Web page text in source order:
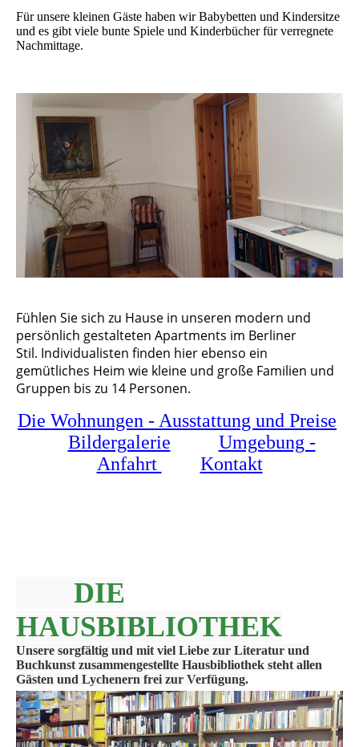
Für unsere kleinen Gäste haben wir Babybetten und Kindersitze
und es gibt viele bunte Spiele und Kinderbücher für verregnete
Nachmittage.
Fühlen Sie sich zu Hause in unseren modern und
persönlich gestalteten Apartments im Berliner
Stil. Individualisten finden hier ebenso ein
gemütliches Heim wie kleine und große Familien und
Gruppen bis zu 14 Personen.
Die Wohnungen - Ausstattung und Preise
Bildergalerie
Umgebung -
Anfahrt
Kontakt
DIE
HAUSBIBLIOTHEK
Unsere sorgfältig und mit viel Liebe zur Literatur und
Buchkunst zusammengestellte Hausbibliothek steht allen
Gästen und Lychenern frei zur Verfügung.